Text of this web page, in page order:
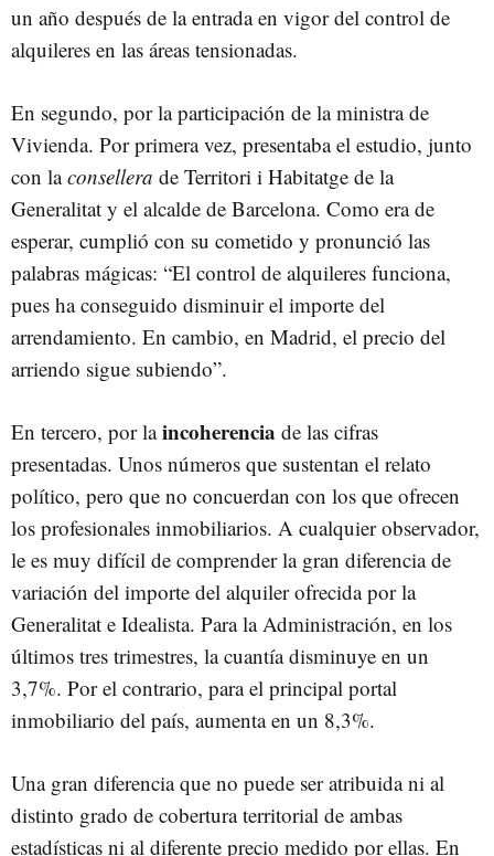
un año después de la entrada en vigor del control de
alquileres en las áreas tensionadas.
En segundo, por la participación de la ministra de
Vivienda. Por primera vez, presentaba el estudio, junto
con laconsellera de Territori i Habitatge de la
Generalitat y el alcalde de Barcelona. Como era de
esperar, cumplió con su cometido y pronunció las
palabras mágicas: “El control de alquileres funciona,
pues ha conseguido disminuir el importe del
arrendamiento. En cambio, en Madrid, el precio del
arriendo sigue subiendo”.
En tercero, por laincoherencia de las cifras
presentadas. Unos números que sustentan el relato
político, pero que no concuerdan con los que ofrecen
los profesionales inmobiliarios. A cualquier observador,
le es muy difícil de comprender la gran diferencia de
variación del importe del alquiler ofrecida por la
Generalitat e Idealista. Para la Administración, en los
últimos tres trimestres, la cuantía disminuye en un
3,7%. Por el contrario, para el principal portal
inmobiliario del país, aumenta en un 8,3%.
Una gran diferencia que no puede ser atribuida ni al
distinto grado de cobertura territorial de ambas
estadísticas ni al diferente precio medido por ellas. En